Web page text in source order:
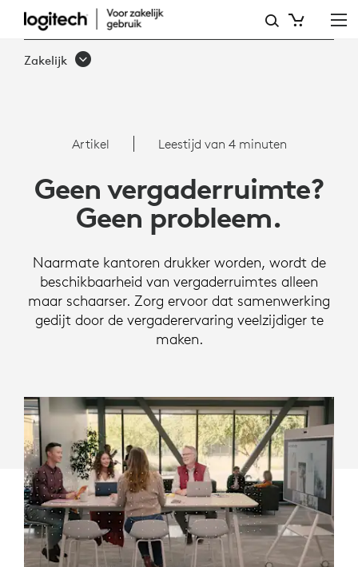
GEEN
VERGADERRUIMTE,
EFFECTIEVE
VERGADERINGEN
OP
LOCATIE
BEVORDEREN
Zakelijk
Artikel Leestijd van 4 minuten
Geen vergaderruimte?
Geen probleem.
Naarmate kantoren drukker worden, wordt de
beschikbaarheid van vergaderruimtes alleen
maar schaarser. Zorg ervoor dat samenwerking
gedijt door de vergaderervaring veelzijdiger te
maken.